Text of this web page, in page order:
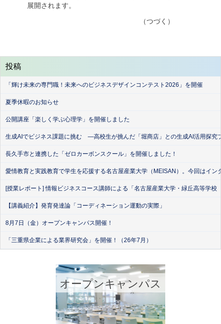
展開されます。
（つづく）
投稿
「輝け未来の専門職！未来へのビジネスデザインコンテスト2026」を開催
夏季休暇のお知らせ
公開講座「楽しく学ぶ心理学」を開催しました
生成AIでビジネス課題に挑む ―高校生が挑んだ「堀商店」との生成AI活用探究
長久手市と連携した「ゼロカーボンスクール」を開催しました！
愛情教育と実践教育で学生を応援する名古屋産業大学（MEISAN）。今回はイ
[授業レポート] 情報ビジネスコース講師による「名古屋産業大学・緑丘高等学
【講義紹介】発育発達論「コーディネーション運動の実際」
8月7日（金）オープンキャンパス開催！
「三重県企業による業界研究会」を開催！（26年7月）
オープンキャンパス